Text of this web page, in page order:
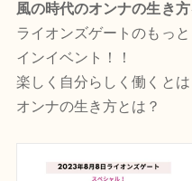
風の時代のオンナの生き
ライオンズゲートのもっ
インイベント！！
楽しく自分らしく働くとは
オンナの生き方とは？